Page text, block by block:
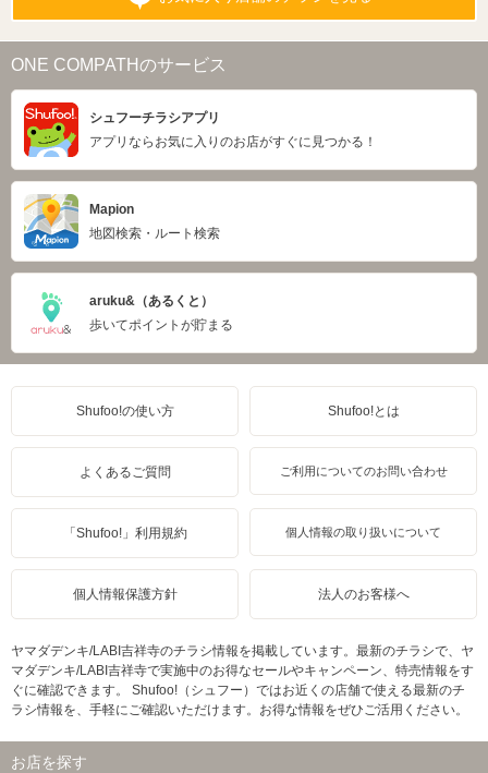
ONE COMPATHのサービス
シュフーチラシアプリ
アプリならお気に入りのお店がすぐに見つかる！
Mapion
地図検索・ルート検索
aruku&（あるくと）
歩いてポイントが貯まる
Shufoo!の使い方 Shufoo!とは
よくあるご質問 ご利用についてのお問い合わせ
「Shufoo!」利用規約 個人情報の取り扱いについて
個人情報保護方針 法人のお客様へ
ヤマダデンキ/LABI吉祥寺のチラシ情報を掲載しています。最新のチラシで、ヤ
マダデンキ/LABI吉祥寺で実施中のお得なセールやキャンペーン、特売情報をす
ぐに確認できます。 Shufoo!（シュフー）ではお近くの店舗で使える最新のチ
ラシ情報を、手軽にご確認いただけます。お得な情報をぜひご活用ください。
お店を探す